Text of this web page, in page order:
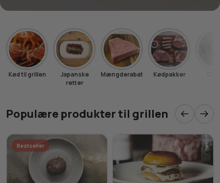
Kød til grillen
Japanske
retter
Mængderabat Kødpakker
Populære produkter til grillen
Bestseller